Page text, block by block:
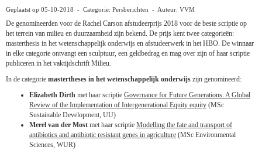
Geplaatst op 05-10-2018 - Categorie: Persberichten - Auteur: VVM
De genomineerden voor de Rachel Carson afstudeerprijs 2018 voor de beste scriptie op
het terrein van milieu en duurzaamheid zijn bekend. De prijs kent twee categorieën:
masterthesis in het wetenschappelijk onderwijs en afstudeerwerk in het HBO. De winnaar
in elke categorie ontvangt een sculptuur, een geldbedrag en mag over zijn of haar scriptie
publiceren in het vaktijdschrift Milieu.
In de categorie mastertheses in het wetenschappelijk onderwijs zijn genomineerd:
Elizabeth Dirth met haar scriptie Governance for Future Generations: A Global
Review of the Implementation of Intergenerational Equity equity (MSc
Sustainable Development, UU)
Merel van der Most met haar scriptie Modelling the fate and transport of
antibiotics and antibiotic resistant genes in agriculture (MSc Environmental
Sciences, WUR)